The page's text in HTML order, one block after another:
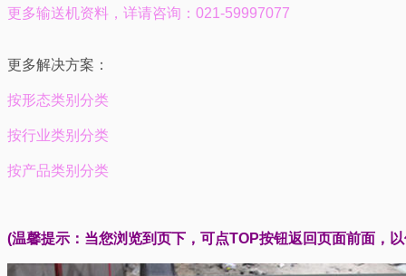
更多输送机资料， 详请咨询：021-59997077
更多解决方案：
按形态类别分类
按行业类别分类
按产品类别分类
(温馨提示：当您浏览到页下，可点TOP按钮返回页面前面，